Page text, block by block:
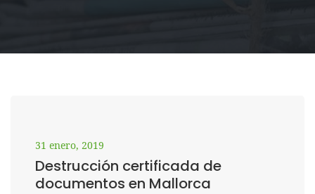
31 enero, 2019
Destrucción certificada de
documentos en Mallorca